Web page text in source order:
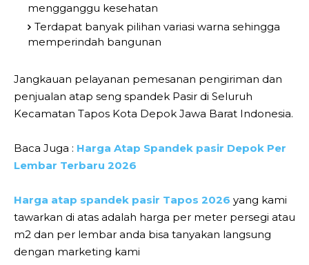
mengganggu kesehatan
Terdapat banyak pilihan variasi warna sehingga
memperindah bangunan
Jangkauan pelayanan pemesanan pengiriman dan
penjualan atap seng spandek Pasir di Seluruh
Kecamatan Tapos Kota Depok Jawa Barat Indonesia.
Baca Juga : Harga Atap Spandek pasir Depok Per
Lembar Terbaru 2026
Harga atap spandek pasir Tapos 2026 yang kami
tawarkan di atas adalah harga per meter persegi atau
m2 dan per lembar anda bisa tanyakan langsung
dengan marketing kami